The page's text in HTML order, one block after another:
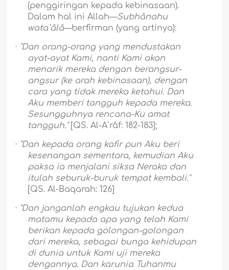
(penggiringan kepada kebinasaan).
Dalam hal ini Allah—Subhânahu
wata`âlâ—berfirman (yang artinya):
· "Dan orang-orang yang mendustakan
ayat-ayat Kami, nanti Kami akan
menarik mereka dengan berangsur-
angsur (ke arah kebinasaan), dengan
cara yang tidak mereka ketahui. Dan
Aku memberi tangguh kepada mereka.
Sesungguhnya rencana-Ku amat
tangguh." [QS. Al-A`râf: 182-183];
· "Dan kepada orang kafir pun Aku beri
kesenangan sementara, kemudian Aku
paksa ia menjalani siksa Neraka dan
itulah seburuk-buruk tempat kembali."
[QS. Al-Baqarah: 126]
· "Dan janganlah engkau tujukan kedua
matamu kepada apa yang telah Kami
berikan kepada golongan-golongan
dari mereka, sebagai bunga kehidupan
di dunia untuk Kami uji mereka
dengannya. Dan karunia Tuhanmu